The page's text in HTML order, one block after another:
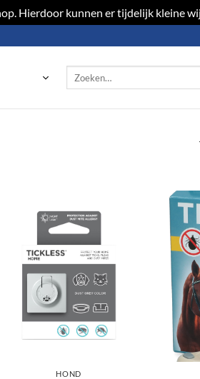
Hierdoor kunnen er tijdelijk kleine
verlanglijst
HOND